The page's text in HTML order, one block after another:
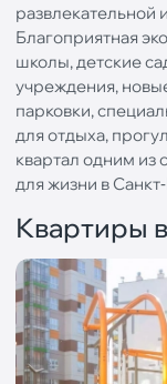
развлекательной
Благоприятная
школы, детские
учреждения,
парковки,
для отдыха,
квартал одним из
для жизни в
Квартиры